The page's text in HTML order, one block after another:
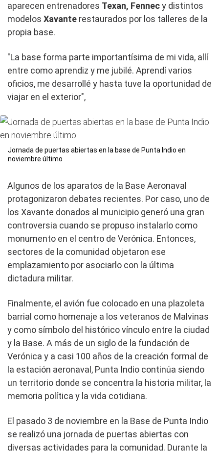
aparecen entrenadores Texan, Fennecy distintos
modelos Xavante restaurados por los talleres de la
propia base.
"La base forma parte importantísima de mi vida, allí
entre como aprendiz y me jubilé. Aprendí varios
oficios, me desarrollé y hasta tuve la oportunidad de
viajar en el exterior",
Jornada de puertas abiertas en la base de Punta Indio en
noviembre último
Algunos de los aparatos de la Base Aeronaval
protagonizaron debates recientes. Por caso, uno de
los Xavante donados al municipio generó una gran
controversia cuando se propuso instalarlo como
monumento en el centro de Verónica. Entonces,
sectores de la comunidad objetaron ese
emplazamiento por asociarlo con la última
dictadura militar.
Finalmente, el avión fue colocado en una plazoleta
barrial como homenaje a los veteranos de Malvinas
y como símbolo del histórico vínculo entre la ciudad
y la Base. A más de un siglo de la fundación de
Verónica y a casi 100 años de la creación formal de
la estación aeronaval, Punta Indio continúa siendo
un territorio donde se concentra la historia militar, la
memoria política y la vida cotidiana.
El pasado 3 de noviembre en la Base de Punta Indio
se realizó una jornada de puertas abiertas con
diversas actividades para la comunidad. Durante la